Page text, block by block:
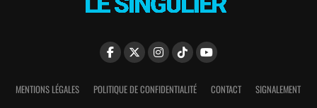
MENTIONS LÉGALES POLITIQUE DE CONFIDENTIALITÉ CONTACT SIGNALEMENT